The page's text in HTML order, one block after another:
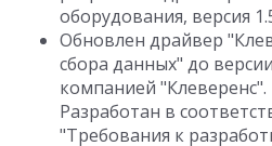
оборудования, версия
Обновлен драйвер
сбора данных" до
компанией "Клеверенс".
Разработан в
"Требования к